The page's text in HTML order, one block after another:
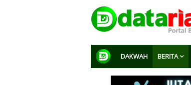
DAKWAH BERITA